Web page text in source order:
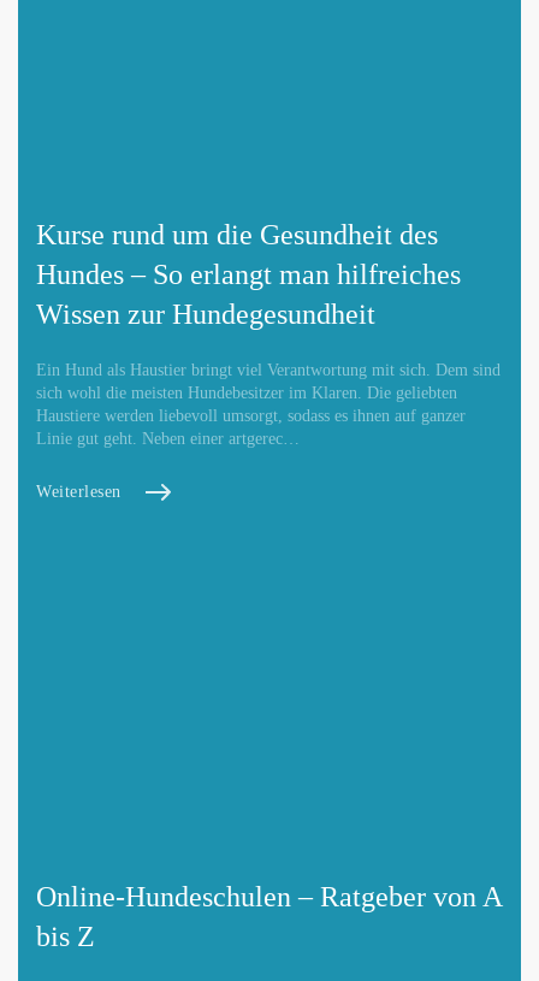
Kurse rund um die Gesundheit des
Hundes – So erlangt man hilfreiches
Wissen zur Hundegesundheit
Ein Hund als Haustier bringt viel Verantwortung mit sich. Dem sind
sich wohl die meisten Hundebesitzer im Klaren. Die geliebten
Haustiere werden liebevoll umsorgt, sodass es ihnen auf ganzer
Linie gut geht. Neben einer artgerec…
Weiterlesen
Online-Hundeschulen – Ratgeber von A
bis Z